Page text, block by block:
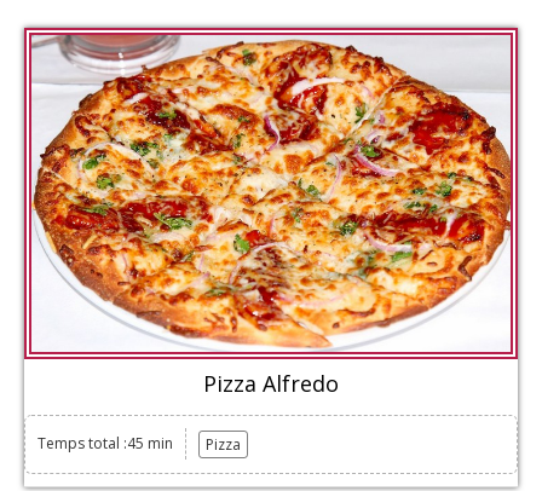
Pizza Alfredo
Temps total :45 min Pizza